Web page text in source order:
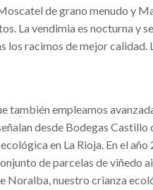
de grano menudo y
La vendimia es nocturna y
los racimos de mejor calidad.
también empleamos
desde Bodegas Castillo
en La Rioja. En el
de parcelas de viñedo
Noralba, nuestro crianza